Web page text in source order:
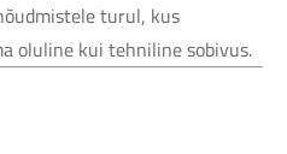
turul, kus
oluline kui tehniline sobivus.